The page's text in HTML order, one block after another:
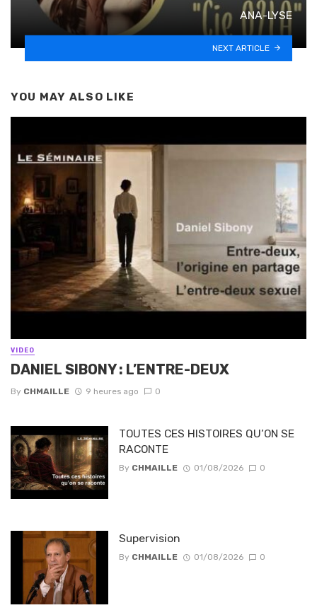
ANA-LYSE
NEXT ARTICLE
YOU MAY ALSO LIKE
VIDEO
DANIEL SIBONY : L’ENTRE-DEUX
By CHMAILLE 9 heures ago 0
TOUTES CES HISTOIRES QU’ON SE
RACONTE
By CHMAILLE 01/08/2026 0
Supervision
By CHMAILLE 01/08/2026 0